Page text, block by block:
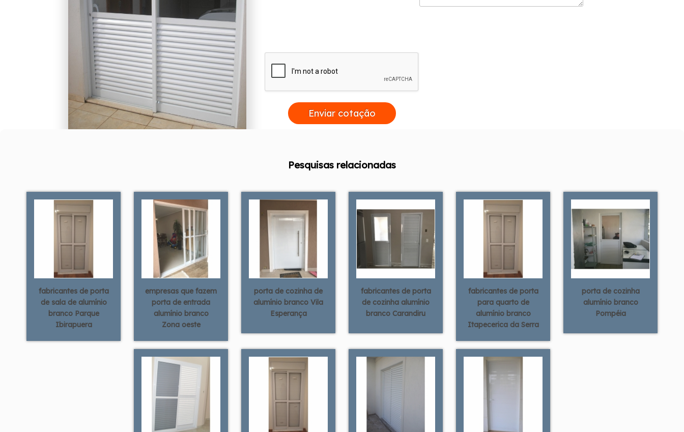
Enviar cotação
Pesquisas relacionadas
fabricantes de porta
de sala de alumínio
branco Parque
Ibirapuera
empresas que fazem
porta de entrada
alumínio branco
Zona oeste
porta de cozinha de
alumínio branco Vila
Esperança
fabricantes de porta
de cozinha alumínio
branco Carandiru
fabricantes de porta
para quarto de
alumínio branco
Itapecerica da Serra
porta de cozinha
alumínio branco
Pompéia